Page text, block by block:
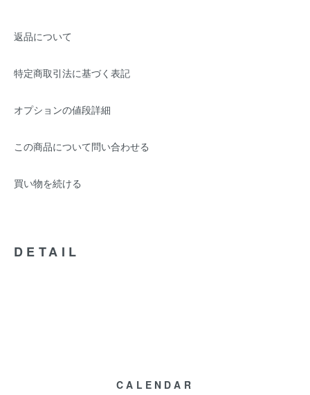
返品について
特定商取引法に基づく表記
オプションの値段詳細
この商品について問い合わせる
買い物を続ける
DETAIL
CALENDAR